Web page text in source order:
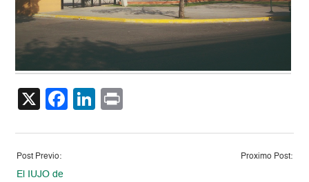
X Facebook
LinkedIn
Post Previo:
El IUJO de
Proximo Post: